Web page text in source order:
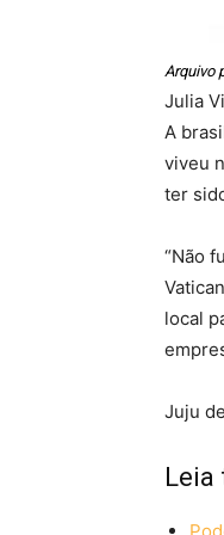
Arquivo
Julia
A
viveu
ter
“Não
local
Juju
Leia